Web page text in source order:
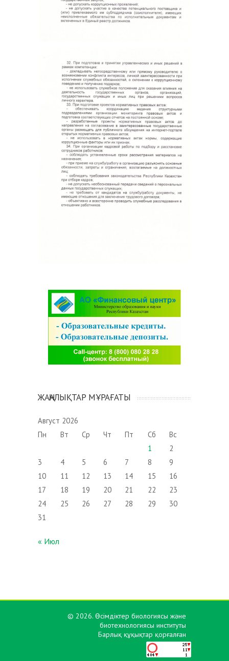
ЖАҢАЛЫҚТАР МҰРАҒАТЫ
Август 2026
Пн
Вт Ср Чт Пт Сб
Вс
1
2
3
4 5 6 7 8
9
10
11 12 13 14 15
16
17
18 19 20 21 22
23
24
25 26 27 28 29
30
31
« Июл
© 2026. Өсімдіктер биологиясы және
биотехнологиясы институты
Барлық құқықтар қорғалған